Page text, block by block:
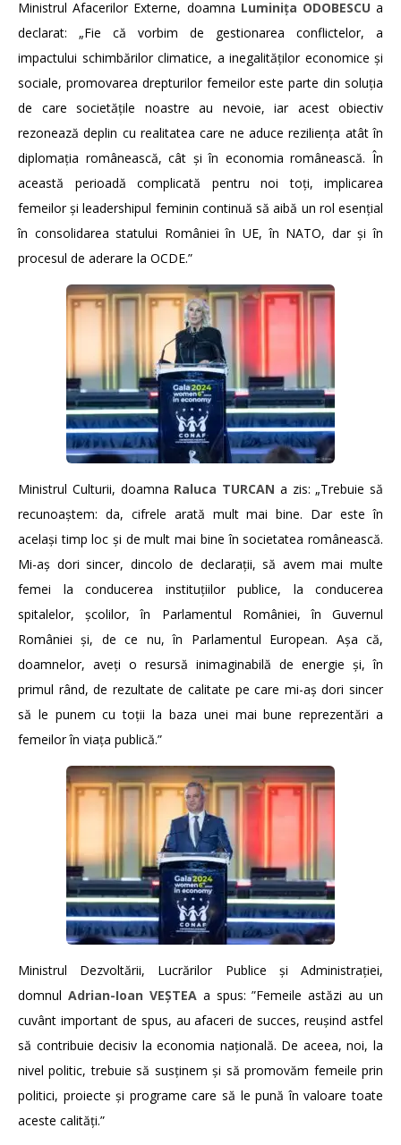
Ministrul Afacerilor Externe, doamna Luminița ODOBESCUa
declarat: „Fie că vorbim de gestionarea conflictelor, a
impactului schimbărilor climatice, a inegalităților economice și
sociale, promovarea drepturilor femeilor este parte din soluția
de care societățile noastre au nevoie, iar acest obiectiv
rezonează deplin cu realitatea care ne aduce reziliența atât în
diplomația românească, cât și în economia românească. În
această perioadă complicată pentru noi toți, implicarea
femeilor și leadershipul feminin continuă să aibă un rol esențial
în consolidarea statului României în UE, în NATO, dar şi în
procesul de aderare la OCDE.”
Ministrul Culturii, doamna Raluca TURCAN a zis: „Trebuie să
recunoaștem: da, cifrele arată mult mai bine. Dar este în
același timp loc și de mult mai bine în societatea românească.
Mi-aș dori sincer, dincolo de declarații, să avem mai multe
femei la conducerea instituțiilor publice, la conducerea
spitalelor, școlilor, în Parlamentul României, în Guvernul
României și, de ce nu, în Parlamentul European. Așa că,
doamnelor, aveți o resursă inimaginabilă de energie și, în
primul rând, de rezultate de calitate pe care mi-aș dori sincer
să le punem cu toții la baza unei mai bune reprezentări a
femeilor în viața publică.”
Ministrul Dezvoltării, Lucrărilor Publice și Administrației,
domnul Adrian-Ioan VEȘTEAa spus: ”Femeile astăzi au un
cuvânt important de spus, au afaceri de succes, reușind astfel
să contribuie decisiv la economia națională. De aceea, noi, la
nivel politic, trebuie să susținem și să promovăm femeile prin
politici, proiecte și programe care să le pună în valoare toate
aceste calități.”